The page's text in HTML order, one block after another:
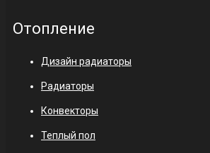
Отопление
Дизайн радиаторы
Радиаторы
Конвекторы
Теплый пол